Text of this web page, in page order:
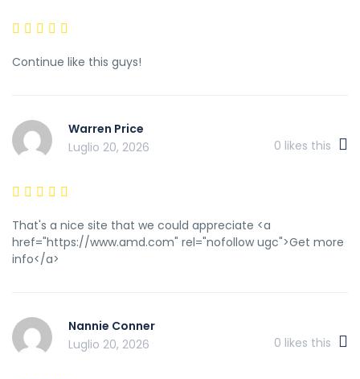
Continue like this guys!
Warren Price
Luglio 20, 2026
0 likes this
That's a nice site that we could appreciate <a
href="https://www.amd.com" rel="nofollow ugc">Get more
info</a>
Nannie Conner
Luglio 20, 2026
0 likes this